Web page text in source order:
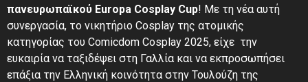
πανευρωπαϊκού Europa Cosplay Cup! Με τη νέα αυτή
συνεργασία, το νικητήριο Cosplay της ατομικής
κατηγορίας του Comicdom Cosplay 2025, είχε την
ευκαιρία να ταξιδέψει στη Γαλλία και να εκπροσωπήσει
επάξια την Ελληνική κοινότητα στην Τουλούζη της